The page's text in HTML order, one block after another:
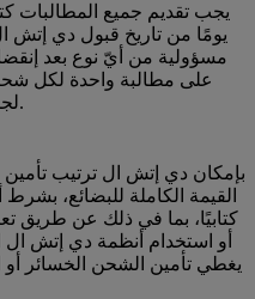
يومًا من تاريخ قبول دي إتش
مسؤولية من أيّ نوع بعد
على مطالبة واحدة لكل
لجميع الخسائر أو الأضرار المرتبطة بها.
بإمكان دي إتش ال ترتيب
القيمة الكاملة للبضائع،
كتابيًا، بما في ذلك عن طريق
أو استخدام أنظمة دي إتش ال
يغطي تأمين الشحن الخسائر أو